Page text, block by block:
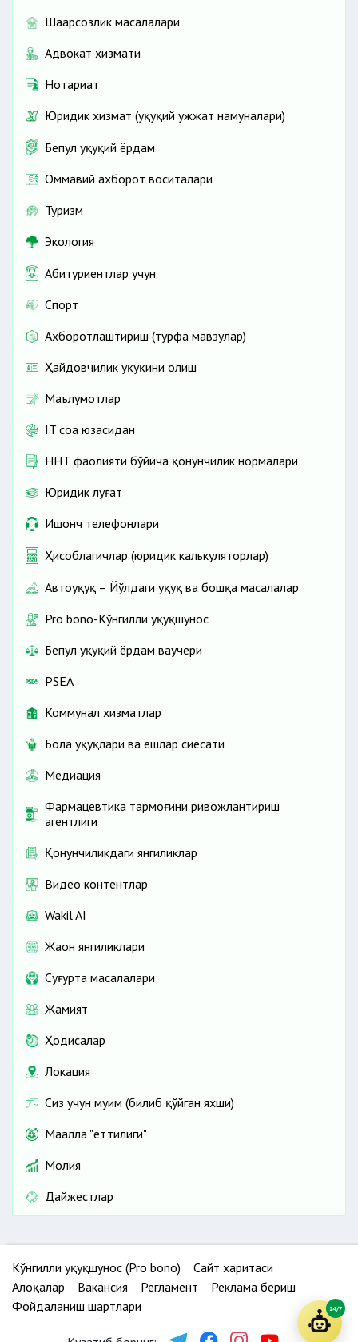
Шаҳарсозлик масалалари
Адвокат хизмати
Нотариат
Юридик хизмат (ҳуқуқий ҳужжат намуналари)
Бепул ҳуқуқий ёрдам
Оммавий ахборот воситалари
Туризм
Экология
Абитуриентлар учун
Спорт
Ахборотлаштириш (турфа мавзулар)
Ҳайдовчилик ҳуқуқини олиш
Маълумотлар
IT соҳа юзасидан
ННТ фаолияти бўйича қонунчилик нормалари
Юридик луғат
Ишонч телефонлари
Ҳисоблагичлар (юридик калькуляторлар)
Автоҳуқуқ – Йўлдаги ҳуқуқ ва бошқа масалалар
Pro bono-Кўнгилли ҳуқуқшунос
Бепул ҳуқуқий ёрдам ваучери
PSEA
Коммунал хизматлар
Бола ҳуқуқлари ва ёшлар сиёсати
Медиация
Фармацевтика тармоғини ривожлантириш
агентлиги
Қонунчиликдаги янгиликлар
Видео контентлар
Wakil AI
Жаҳон янгиликлари
Cуғурта масалалари
Жамият
Ҳодисалар
Локация
Сиз учун муҳим (билиб қўйган яхши)
Маҳалла "еттилиги"
Молия
Дайжестлар
Кўнгилли ҳуқуқшунос (Pro bono)
Сайт харитаси
Алоқалар
Вакансия Регламент
Реклама бериш
Фойдаланиш шартлари
24/7